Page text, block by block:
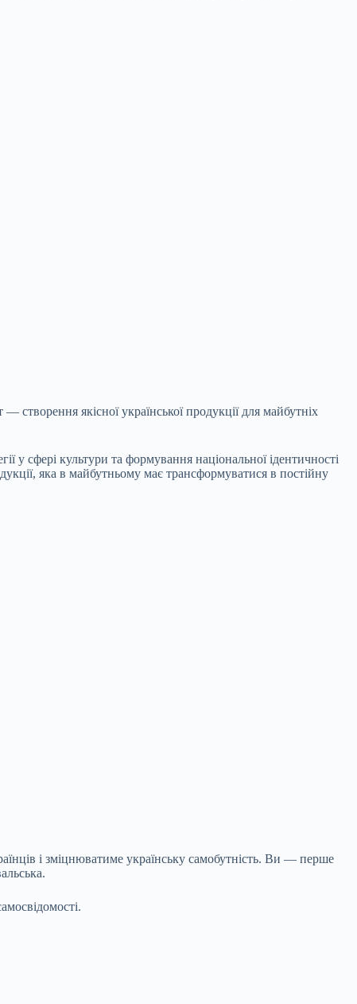
якісної української продукції для майбутніх
у сфері культури та формування національної ідентичності
яка в майбутньому має трансформуватися в постійну
і зміцнюватиме українську самобутність. Ви — перше